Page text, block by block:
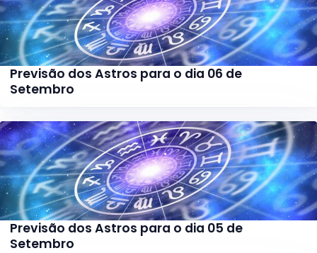
Previsão dos Astros para o dia 06 de
Setembro
Previsão dos Astros para o dia 05 de
Setembro